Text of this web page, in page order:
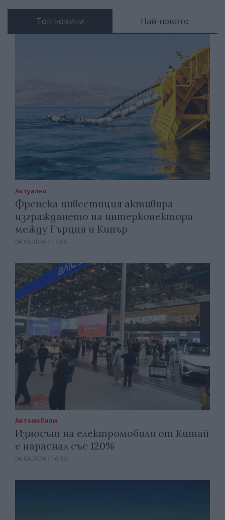
Топ новини Най-новото
Актуално
Френска инвестиция активира
изграждането на интерконектора
между Гърция и Кипър
06.08.2026 / 17:06
Автомобили
Износът на електромобили от Китай
е нараснал със 120%
06.08.2026 / 16:30